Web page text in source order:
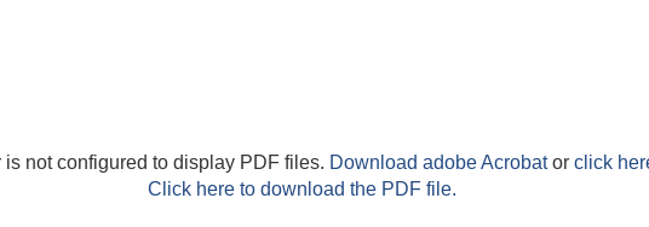
is not configured to display PDF files. Download adobe Acrobator click
Click here to download the PDF file.